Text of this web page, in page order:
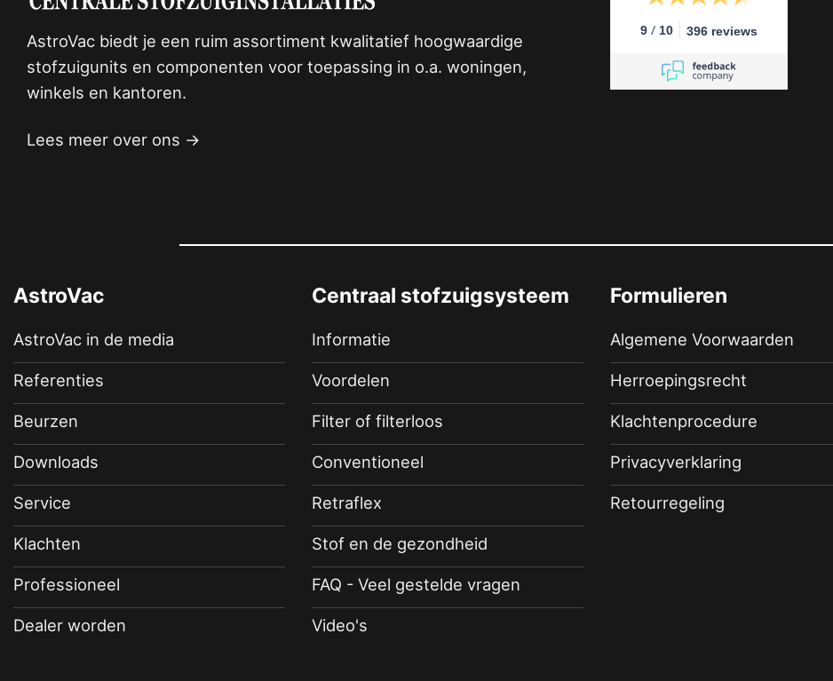
AstroVac biedt je een ruim assortiment kwalitatief hoogwaardige
stofzuigunits en componenten voor toepassing in o.a. woningen,
winkels en kantoren.
Lees meer over ons →
9 / 10 396 reviews
AstroVac
AstroVac in de media
Referenties
Beurzen
Downloads
Service
Klachten
Professioneel
Dealer worden
Centraal stofzuigsysteem
Informatie
Voordelen
Filter of filterloos
Conventioneel
Retraflex
Stof en de gezondheid
FAQ - Veel gestelde vragen
Video's
Formulieren
Algemene Voorwaarden
Herroepingsrecht
Klachtenprocedure
Privacyverklaring
Retourregeling